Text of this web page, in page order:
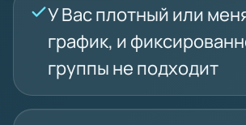
У Вас плотный или
график, и
группы не подходит